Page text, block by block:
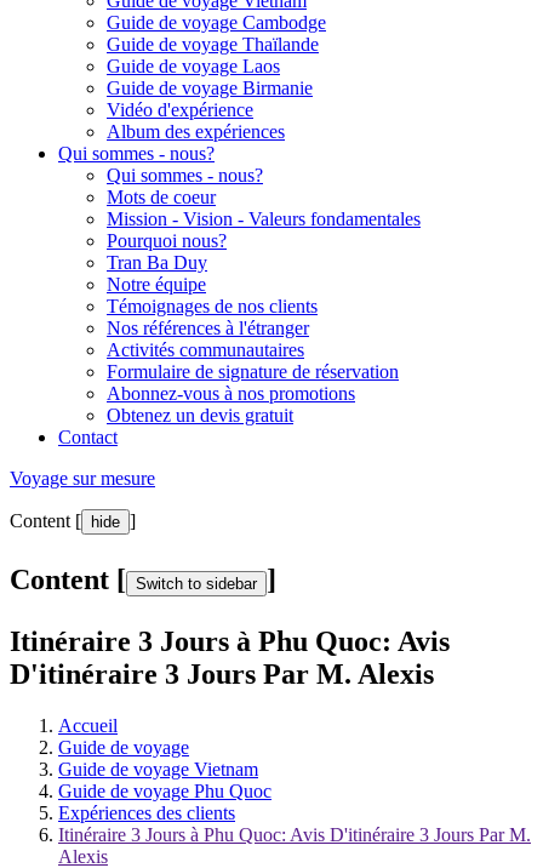
Guide de voyage Cambodge
Guide de voyage Thaïlande
Guide de voyage Laos
Guide de voyage Birmanie
Vidéo d'expérience
Album des expériences
Qui sommes - nous?
Qui sommes - nous?
Mots de coeur
Mission - Vision - Valeurs fondamentales
Pourquoi nous?
Tran Ba Duy
Notre équipe
Témoignages de nos clients
Nos références à l'étranger
Activités communautaires
Formulaire de signature de réservation
Abonnez-vous à nos promotions
Obtenez un devis gratuit
Contact
Voyage sur mesure
Content [ hide ]
Content [ Switch to sidebar ]
Itinéraire 3 Jours à Phu Quoc: Avis
D'itinéraire 3 Jours Par M. Alexis
Accueil
Guide de voyage
Guide de voyage Vietnam
Guide de voyage Phu Quoc
Expériences des clients
Itinéraire 3 Jours à Phu Quoc: Avis D'itinéraire 3 Jours Par M.
Alexis